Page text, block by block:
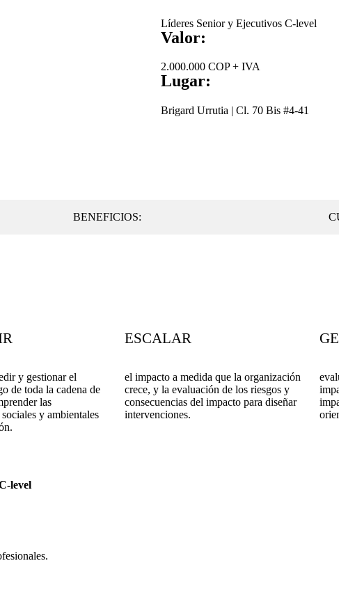
Líderes Senior y Ejecutivos C-level
Valor:
2.000.000 COP + IVA
Lugar:
Brigard Urrutia | Cl. 70 Bis #4-41
BENEFICIOS:
y gestionar el
de toda la cadena de
las
y ambientales
ESCALAR
el impacto a medida que la organización
crece, y la evaluación de los riesgos y
consecuencias del impacto para diseñar
intervenciones.
level